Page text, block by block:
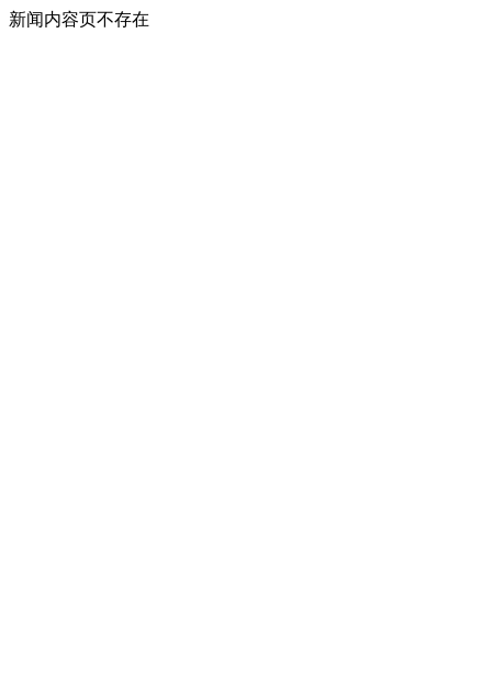
新闻内容页不存在